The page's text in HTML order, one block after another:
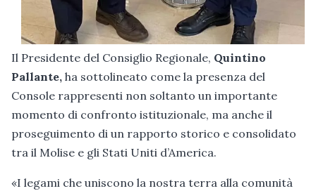
Il Presidente del Consiglio Regionale, Quintino
Pallante, ha sottolineato come la presenza del
Console rappresenti non soltanto un importante
momento di confronto istituzionale, ma anche il
proseguimento di un rapporto storico e consolidato
tra il Molise e gli Stati Uniti d’America.
«I legami che uniscono la nostra terra alla comunità